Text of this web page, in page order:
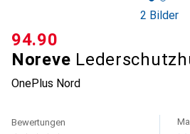
2 Bilder
Noreve
OnePlus Nord
CHF
94.90
Bewertungen